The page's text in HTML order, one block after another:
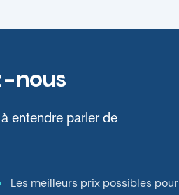
nous
entendre parler de
Les meilleurs prix possibles pour